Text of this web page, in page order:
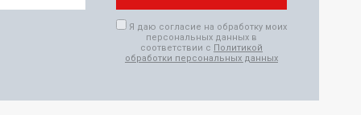
Я даю согласие на обработку моих
персональных данных в
соответствии с Политикой
обработки персональных данных